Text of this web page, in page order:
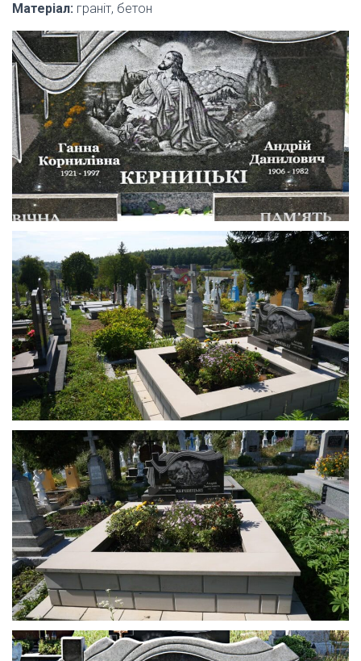
Матеріал: граніт, бетон